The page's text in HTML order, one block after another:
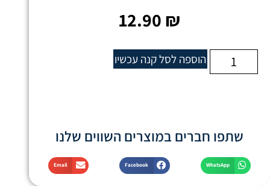
12.90 ₪
הוספה לסלקנה עכשיו
שתפו חברים במוצרים השווים שלנו
WhatsApp
Facebook
Email